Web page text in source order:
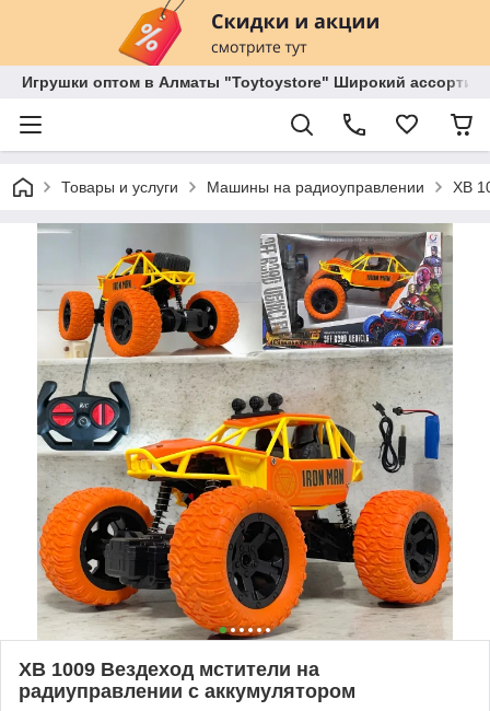
Игрушки оптом в Алматы "Toytoystore" Широкий
Товары и услуги Машины на радиоуправлении XB
XB 1009 Вездеход мстители на
радиуправлении с аккумулятором